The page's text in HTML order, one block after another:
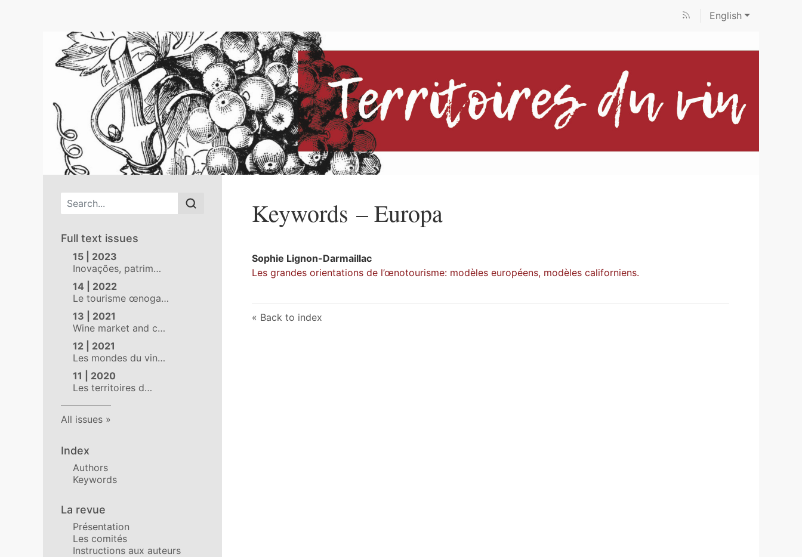
English
Main menu
Full text issues
15 | 2023
Inovações, patrim…
14 | 2022
Le tourisme œnoga…
13 | 2021
Wine market and c…
12 | 2021
Les mondes du vin…
11 | 2020
Les territoires d…
All issues
Index
Authors
Keywords
La revue
Présentation
Les comités
Instructions aux auteurs
Keywords – Europa
Sophie Lignon-Darmaillac
Les grandes orientations de l’œnotourisme: modèles européens, modèles californiens.
Back to index